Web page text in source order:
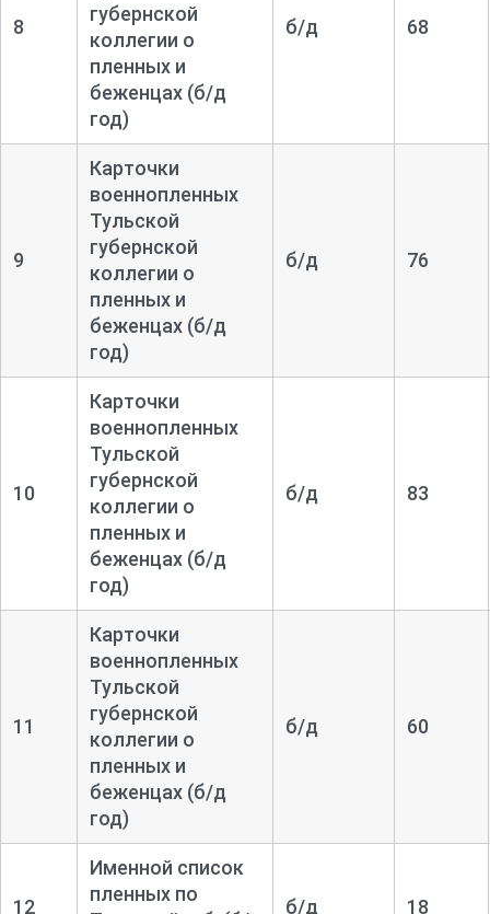
8
губернской
коллегии о
пленных и
беженцах (б/д
год)
б/д 68
9
Карточки
военнопленных
Тульской
губернской
коллегии о
пленных и
беженцах (б/д
год)
б/д 76
10
Карточки
военнопленных
Тульской
губернской
коллегии о
пленных и
беженцах (б/д
год)
б/д 83
11
Карточки
военнопленных
Тульской
губернской
коллегии о
пленных и
беженцах (б/д
год)
б/д 60
12
Именной список
пленных по
б/д 18